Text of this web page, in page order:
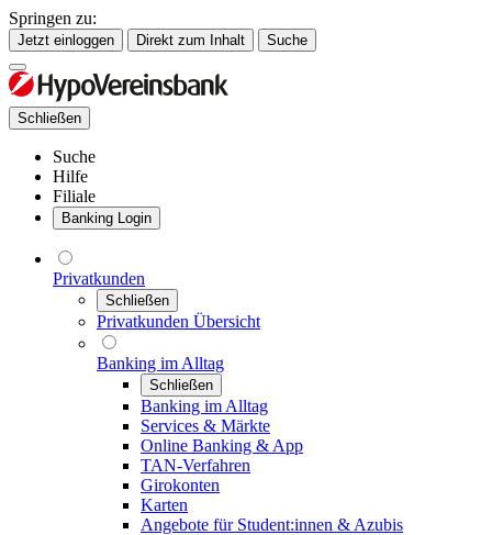
Springen zu:
Jetzt einloggen Direkt zum Inhalt Suche
Schließen
Suche
Hilfe
Filiale
Banking Login
Privatkunden
Schließen
Privatkunden Übersicht
Banking im Alltag
Schließen
Banking im Alltag
Services & Märkte
Online Banking & App
TAN-Verfahren
Girokonten
Karten
Angebote für Student:innen & Azubis